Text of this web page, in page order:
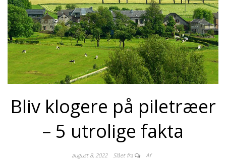
Bliv klogere på piletræer
– 5 utrolige fakta
august 8, 2022 Slået fra Af